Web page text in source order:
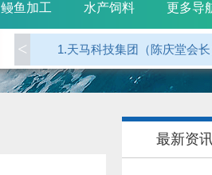
鳗鱼加工 水产饲料 更多导
1.天马科技集团（陈庆堂会
2.广东省鳗业协会 捐赠
3.江西西龙公司（天马科技
4.龙岩 郭贤平副会
<
最新资